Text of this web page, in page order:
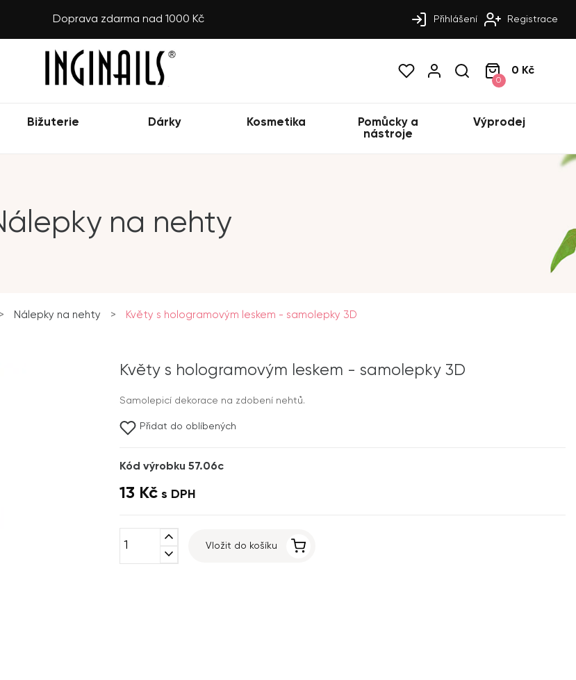
Doprava zdarma nad 1000 Kč Přihlášení Registrace
0
0 Kč
Bižuterie Dárky Kosmetika
Pomůcky a
nástroje
Výprodej
na nehty
> Nálepky na nehty > Květy s hologramovým leskem - samolepky 3D
Květy s hologramovým leskem - samolepky 3D
Samolepicí dekorace na zdobení nehtů.
Přidat do oblíbených
Kód výrobku 57.06c
13 Kč s DPH
expand_less
expand_more
Vložit do košíku